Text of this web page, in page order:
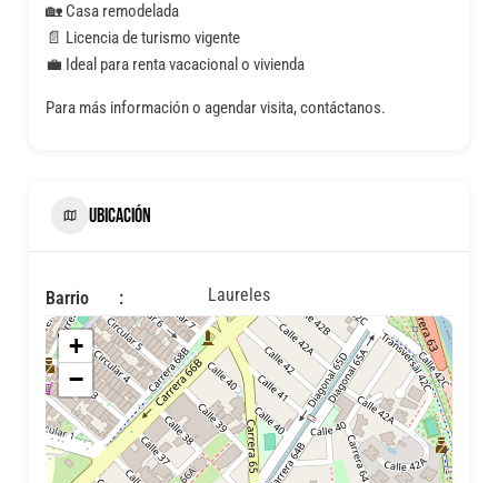
🏡 Casa remodelada
📄 Licencia de turismo vigente
💼 Ideal para renta vacacional o vivienda
Para más información o agendar visita, contáctanos.
UBICACIÓN
Barrio Laureles
+
−